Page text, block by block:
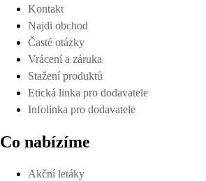
Kontakt
Najdi obchod
Časté otázky
Vrácení a záruka
Stažení produktů
Etická linka pro dodavatele
Infolinka pro dodavatele
Co nabízíme
Akční letáky